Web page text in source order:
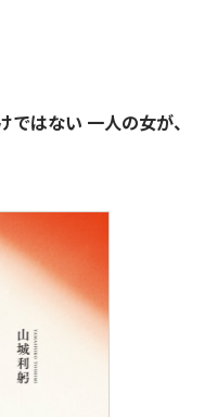
はない 一人の女が、